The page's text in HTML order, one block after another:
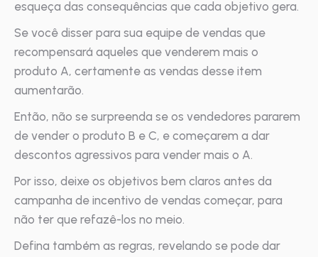
esqueça das consequências que cada objetivo gera.
Se você disser para sua equipe de vendas que
recompensará aqueles que venderem mais o
produto A, certamente as vendas desse item
aumentarão.
Então, não se surpreenda se os vendedores pararem
de vender o produto B e C, e começarem a dar
descontos agressivos para vender mais o A.
Por isso, deixe os objetivos bem claros antes da
campanha de incentivo de vendas começar, para
não ter que refazê-los no meio.
Defina também as regras, revelando se pode dar